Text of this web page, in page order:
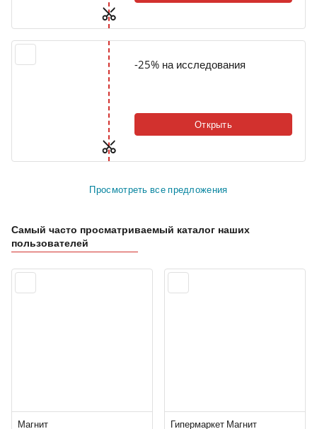
-25% на исследования
Открыть
Просмотреть все предложения
Самый часто просматриваемый каталог наших
пользователей
Магнит Гипермаркет Магнит